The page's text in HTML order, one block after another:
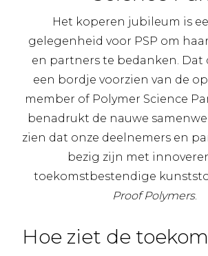
Het koperen jubileum is
gelegenheid voor PSP om
en partners te bedanken. Dat
een bordje voorzien van de
member of Polymer Science
benadrukt de nauwe
zien dat onze deelnemers en
bezig zijn met
toekomstbestendige
Proof Polymers.
Hoe ziet de